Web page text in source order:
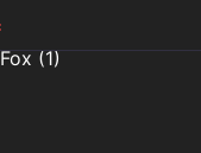
พากย์ไทย
(1)